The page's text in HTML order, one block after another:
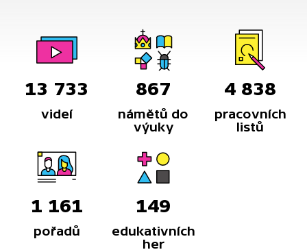
13 733
videí
867
námětů do
výuky
4 838
pracovních
listů
1 161
pořadů
149
edukativních
her